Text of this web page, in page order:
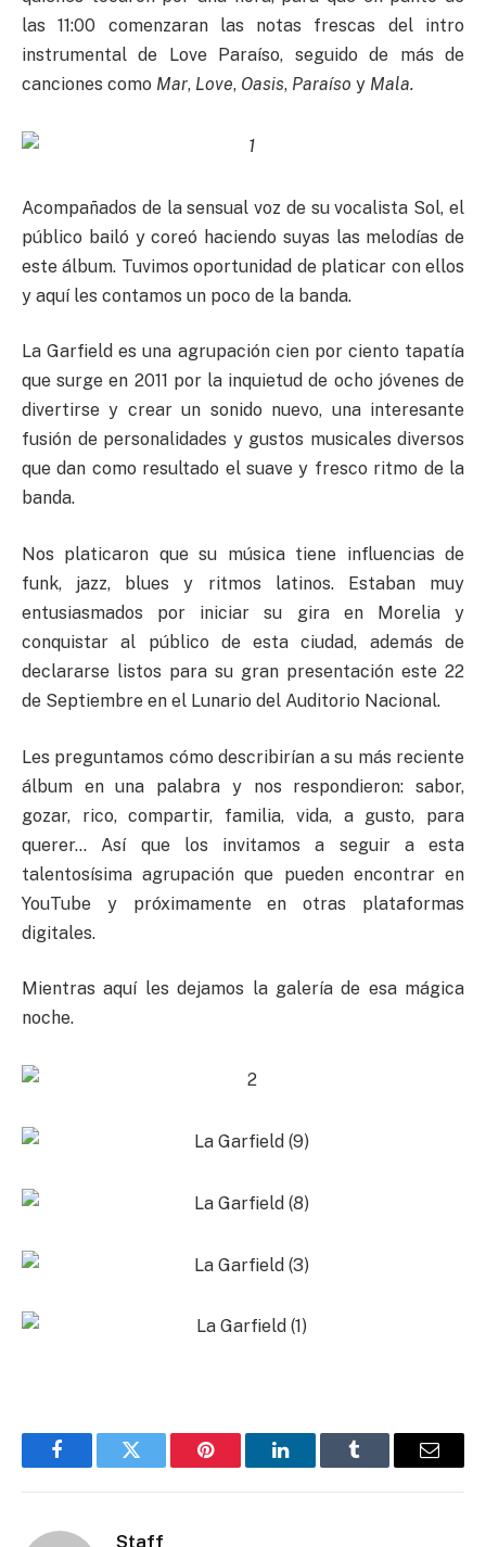
las 11:00 comenzaran las notas frescas del intro
instrumental de Love Paraíso, seguido de más de
canciones como Mar, Love, Oasis, Paraíso y Mala.
Acompañados de la sensual voz de su vocalista Sol, el
público bailó y coreó haciendo suyas las melodías de
este álbum. Tuvimos oportunidad de platicar con ellos
y aquí les contamos un poco de la banda.
La Garfield es una agrupación cien por ciento tapatía
que surge en 2011 por la inquietud de ocho jóvenes de
divertirse y crear un sonido nuevo, una interesante
fusión de personalidades y gustos musicales diversos
que dan como resultado el suave y fresco ritmo de la
banda.
Nos platicaron que su música tiene influencias de
funk, jazz, blues y ritmos latinos. Estaban muy
entusiasmados por iniciar su gira en Morelia y
conquistar al público de esta ciudad, además de
declararse listos para su gran presentación este 22
de Septiembre en el Lunario del Auditorio Nacional.
Les preguntamos cómo describirían a su más reciente
álbum en una palabra y nos respondieron: sabor,
gozar, rico, compartir, familia, vida, a gusto, para
querer… Así que los invitamos a seguir a esta
talentosísima agrupación que pueden encontrar en
YouTube y próximamente en otras plataformas
digitales.
Mientras aquí les dejamos la galería de esa mágica
noche.
FacebookTwitter Pinterest LinkedInTumblr Email
Staff